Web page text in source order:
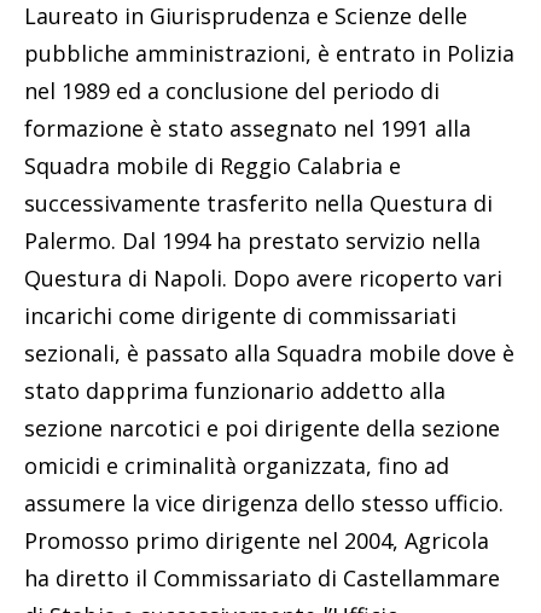
Laureato in Giurisprudenza e Scienze delle
pubbliche amministrazioni, è entrato in Polizia
nel 1989 ed a conclusione del periodo di
formazione è stato assegnato nel 1991 alla
Squadra mobile di Reggio Calabria e
successivamente trasferito nella Questura di
Palermo. Dal 1994 ha prestato servizio nella
Questura di Napoli. Dopo avere ricoperto vari
incarichi come dirigente di commissariati
sezionali, è passato alla Squadra mobile dove è
stato dapprima funzionario addetto alla
sezione narcotici e poi dirigente della sezione
omicidi e criminalità organizzata, fino ad
assumere la vice dirigenza dello stesso ufficio.
Promosso primo dirigente nel 2004, Agricola
ha diretto il Commissariato di Castellammare